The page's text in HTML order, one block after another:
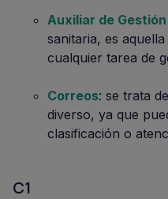
Auxiliar de
sanitaria, es
cualquier tarea de
Correos: se trata
diverso, ya que
clasificación o
C1